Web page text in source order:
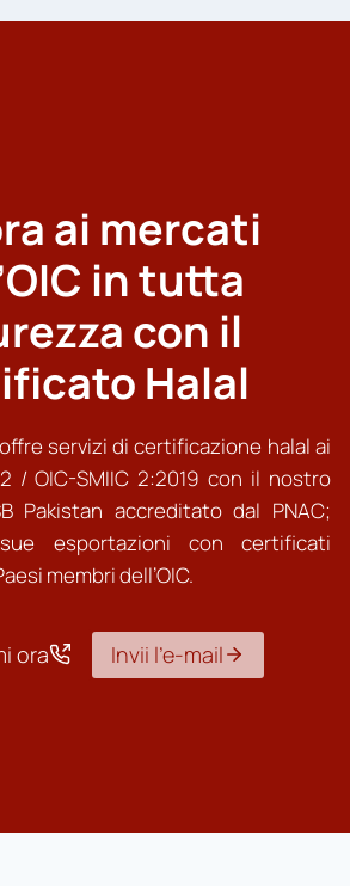
ai mercati
in tutta
con il
Halal
servizi di certificazione halal ai
/ OIC-SMIIC 2:2019 con il nostro
Pakistan accreditato dal PNAC;
esportazioni con certificati
membri dell’OIC.
ora Invii l’e-mail